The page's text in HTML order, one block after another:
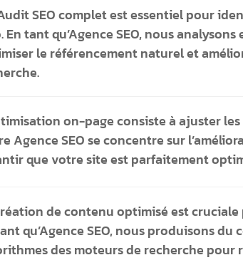
SEO complet est essentiel pour
En tant qu’Agence SEO, nous
le référencement naturel et
on-page consiste à ajuster
Agence SEO se concentre sur
que votre site est parfaitement
de contenu optimisé est
qu’Agence SEO, nous produisons
des moteurs de recherche